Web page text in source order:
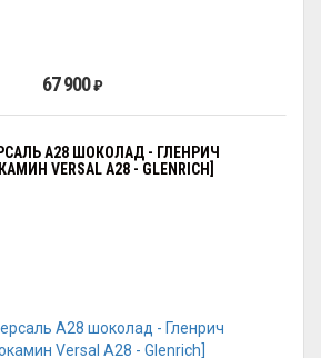
67 900₽
A28 ШОКОЛАД - ГЛЕНРИЧ
VERSAL А28 - GLENRICH]